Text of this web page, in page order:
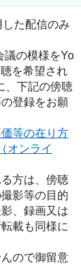
した配信のみ
議の模様をYo
を希望され
、下記の傍聴
登録をお願
等の在り方
オンライ
方は、傍聴
影等の目的
、録画又は
載も同様に
ので御留意